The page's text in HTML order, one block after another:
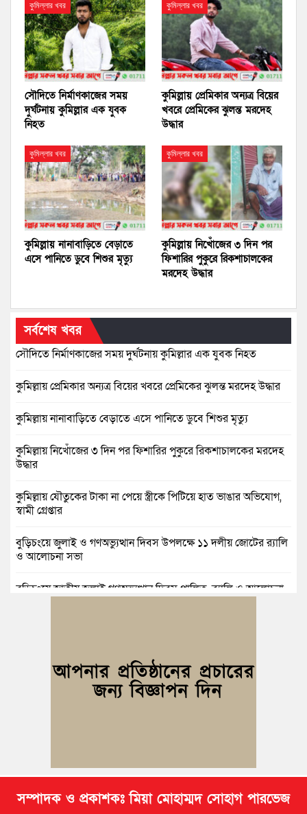
কুমিল্লার খবর
সৌদিতে নির্মাণকাজের সময়
দুর্ঘটনায় কুমিল্লার এক যুবক
নিহত
কুমিল্লার খবর
কুমিল্লায় প্রেমিকার অন্যত্র বিয়ের
খবরে প্রেমিকের ঝুলন্ত মরদেহ
উদ্ধার
কুমিল্লার খবর
কুমিল্লায় নানাবাড়িতে বেড়াতে
এসে পানিতে ডুবে শিশুর মৃত্যু
কুমিল্লার খবর
কুমিল্লায় নিখোঁজের ৩ দিন পর
ফিশারির পুকুরে রিকশাচালকের
মরদেহ উদ্ধার
সর্বশেষ খবর
সৌদিতে নির্মাণকাজের সময় দুর্ঘটনায় কুমিল্লার এক যুবক নিহত
কুমিল্লায় প্রেমিকার অন্যত্র বিয়ের খবরে প্রেমিকের ঝুলন্ত মরদেহ উদ্ধার
কুমিল্লায় নানাবাড়িতে বেড়াতে এসে পানিতে ডুবে শিশুর মৃত্যু
কুমিল্লায় নিখোঁজের ৩ দিন পর ফিশারির পুকুরে রিকশাচালকের মরদেহ
উদ্ধার
কুমিল্লায় যৌতুকের টাকা না পেয়ে স্ত্রীকে পিটিয়ে হাত ভাঙার অভিযোগ,
স্বামী গ্রেপ্তার
বুড়িচংয়ে জুলাই ও গণঅভ্যুত্থান দিবস উপলক্ষে ১১ দলীয় জোটের র‍্যালি
ও আলোচনা সভা
বুড়িচংয়ে জাতীয় জুলাই গণঅভ্যুত্থান দিবস পালিত, র‍্যালি ও আলোচনা
ব্রাহ্মণপাড়ায় প্রবাসীর বাড়িতে বেড়াতে এলেন সৌদির কফিল; এলাকায়
সম্পাদক ও প্রকাশকঃ মিয়া মোহাম্মদ সোহাগ পারভেজ